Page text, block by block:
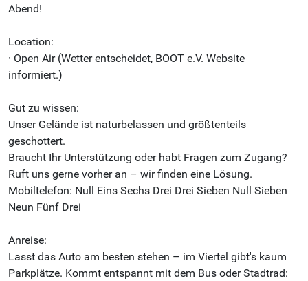
Abend!
Location:
· Open Air (Wetter entscheidet, BOOT e.V. Website
informiert.)
Gut zu wissen:
Unser Gelände ist naturbelassen und größtenteils
geschottert.
Braucht Ihr Unterstützung oder habt Fragen zum Zugang?
Ruft uns gerne vorher an – wir finden eine Lösung.
Mobiltelefon: Null Eins Sechs Drei Drei Sieben Null Sieben
Neun Fünf Drei
Anreise:
Lasst das Auto am besten stehen – im Viertel gibt's kaum
Parkplätze. Kommt entspannt mit dem Bus oder Stadtrad: